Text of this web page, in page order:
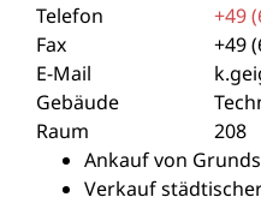
Telefon +49
Fax
+49
E-Mail
Gebäude
Raum
208
Ankauf von
Verkauf